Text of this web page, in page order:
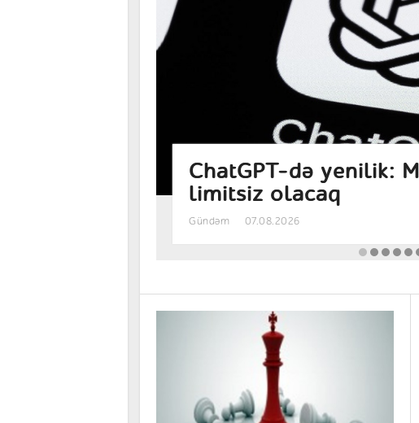
Qızılın qiyməti
Gündəm 07.08.2026